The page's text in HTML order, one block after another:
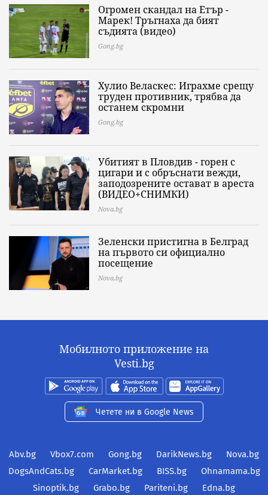
Огромен скандал на Етър -
Марек! Тръгнаха да бият
съдията (видео)
Gong.bg
Хулио Веласкес: Играхме срещу
труден противник, трябва да
останем скромни
Gong.bg
Убитият в Пловдив - горен с
цигари и с обръснати вежди,
заподозрените остават в ареста
(ВИДЕО+СНИМКИ)
Nova.bg
Зеленски пристигна в Белград
на първото си официално
посещение
Nova.bg
Мобилното приложение на
Vesti.bg
Четете ни в Google News
Abv.bg Vbox7.com Gong.bg DarikNews.bg
Nova.bg
DogsAndCats.bg
CarMarket.bg BISS.bg
Ohnamama.bg
Sinoptik.bg
Grabo.bg Pariteni.bg Edna.bg